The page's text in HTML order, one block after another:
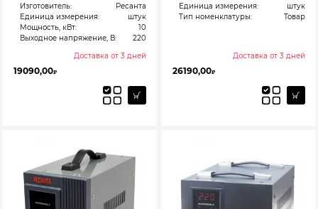
Изготовитель:
Ресанта
Единица измерения:
штук
Мощность, кВт:
10
Выходное напряжение, В:
220
Доставка от 3 дней
19090,00₽
Единица измерения:
штук
Тип номенклатуры:
Товар
Доставка от 3 дней
26190,00₽